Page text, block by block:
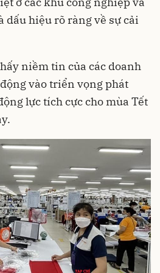
dấu hiệu rõ ràng về sự cải
niềm tin của các doanh
vào triển vọng phát
lực tích cực cho mùa Tết